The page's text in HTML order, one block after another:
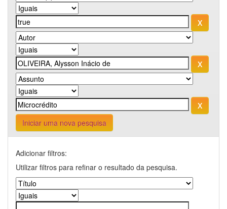
Iniciar uma nova pesquisa
Adicionar filtros:
Utilizar filtros para refinar o resultado da pesquisa.